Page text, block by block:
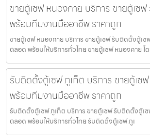
ขายตู้เซฟ หนองคาย บริการ ขายตู้เซ
พร้อมทีมงานมืออาชีพ ราคาถูก
ขายตู้เซฟ หนองคาย บริการ ขายตู้เซฟ รับติดตั้งตู้เ
ตลอด พร้อมให้บริการทั่วไทย ขายตู้เซฟ หนองคาย โด
รับติดตั้งตู้เซฟ ภูเก็ต บริการ ขายตู้เซ
พร้อมทีมงานมืออาชีพ ราคาถูก
รับติดตั้งตู้เซฟ ภูเก็ต บริการ ขายตู้เซฟ รับติดตั้งตู้เ
ตลอด พร้อมให้บริการทั่วไทย รับติดตั้งตู้เซฟ ภูเ